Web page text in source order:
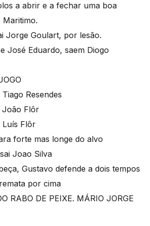
a abrir e a fechar uma boa
Maritimo.
Jorge Goulart, por lesão.
José Eduardo, saem Diogo
Resendes
João Flôr
Luís Flôr
forte mas longe do alvo
Joao Silva
Gustavo defende a dois tempos
por cima
RABO DE PEIXE. MÁRIO JORGE